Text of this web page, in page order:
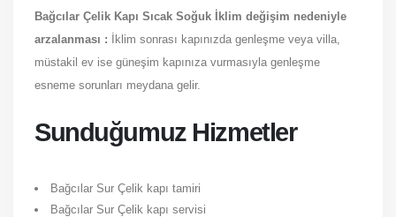
Bağcılar Çelik Kapı Sıcak Soğuk İklim değişim nedeniyle
arzalanması : İklim sonrası kapınızda genleşme veya villa,
müstakil ev ise güneşim kapınıza vurmasıyla genleşme
esneme sorunları meydana gelir.
Sunduğumuz Hizmetler
Bağcılar Sur Çelik kapı tamiri
Bağcılar Sur Çelik kapı servisi